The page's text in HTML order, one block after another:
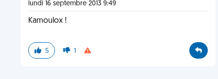
lundi 16 septembre 2013 9:49
Kamoulox !
5 1